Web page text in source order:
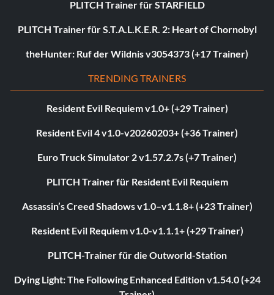
PLITCH Trainer für STARFIELD
PLITCH Trainer für S.T.A.L.K.E.R. 2: Heart of Chornobyl
theHunter: Ruf der Wildnis v3054373 (+17 Trainer)
TRENDING TRAINERS
Resident Evil Requiem v1.0+ (+29 Trainer)
Resident Evil 4 v1.0-v20260203+ (+36 Trainer)
Euro Truck Simulator 2 v1.57.2.7s (+7 Trainer)
PLITCH Trainer für Resident Evil Requiem
Assassin’s Creed Shadows v1.0–v1.1.8+ (+23 Trainer)
Resident Evil Requiem v1.0-v1.1.1+ (+29 Trainer)
PLITCH-Trainer für die Outworld-Station
Dying Light: The Following Enhanced Edition v1.54.0 (+24